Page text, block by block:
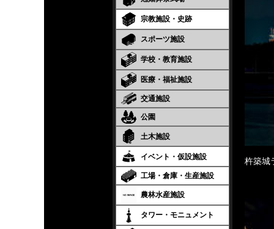
宗教施設・史跡
スポーツ施設
学校・教育施設
医療・福祉施設
交通施設
公園
土木施設
イベント・仮設施設
工場・倉庫・生産施設
農林水産施設
タワー・モニュメント
杵築城